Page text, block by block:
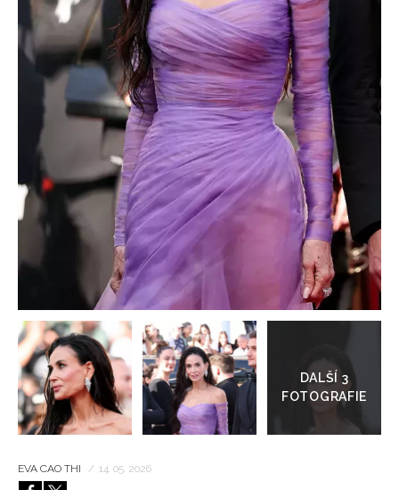
HOME
galerie
EVA CAO THI / 14. 05. 2026